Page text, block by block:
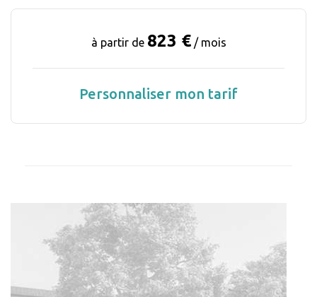
à partir de 823 € / mois
Personnaliser mon tarif